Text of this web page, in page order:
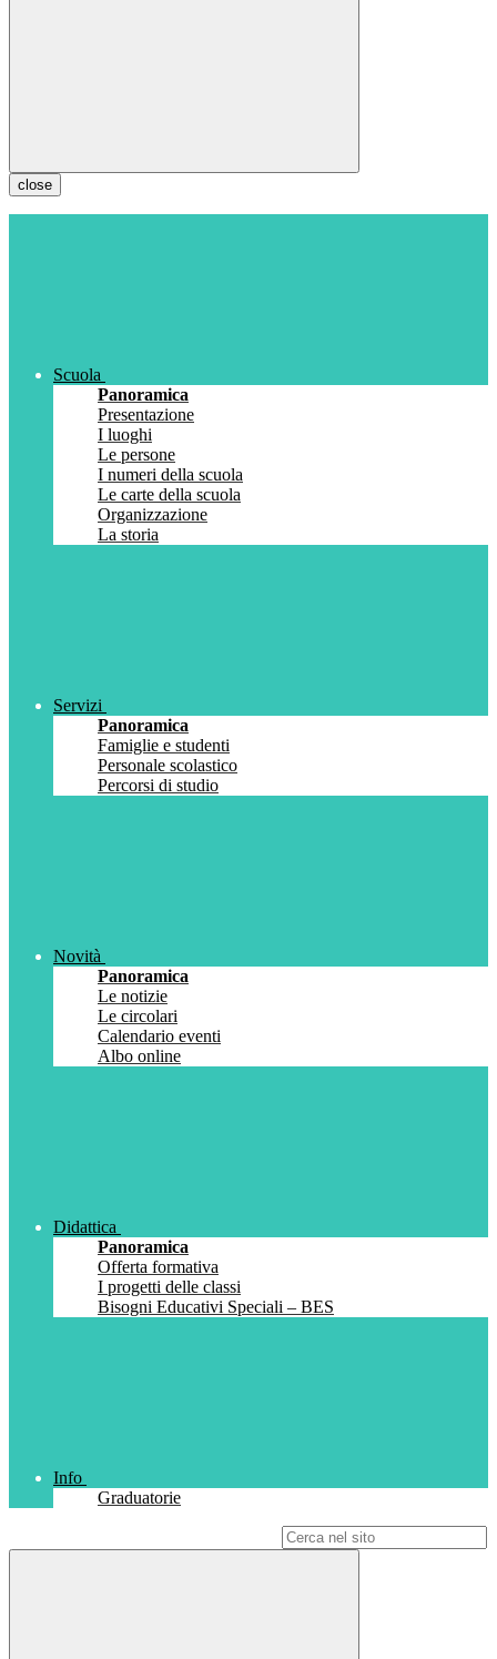
close
Scuola
Panoramica
Presentazione
I luoghi
Le persone
I numeri della scuola
Le carte della scuola
Organizzazione
La storia
Servizi
Panoramica
Famiglie e studenti
Personale scolastico
Percorsi di studio
Novità
Panoramica
Le notizie
Le circolari
Calendario eventi
Albo online
Didattica
Panoramica
Offerta formativa
I progetti delle classi
Bisogni Educativi Speciali – BES
Info
Graduatorie